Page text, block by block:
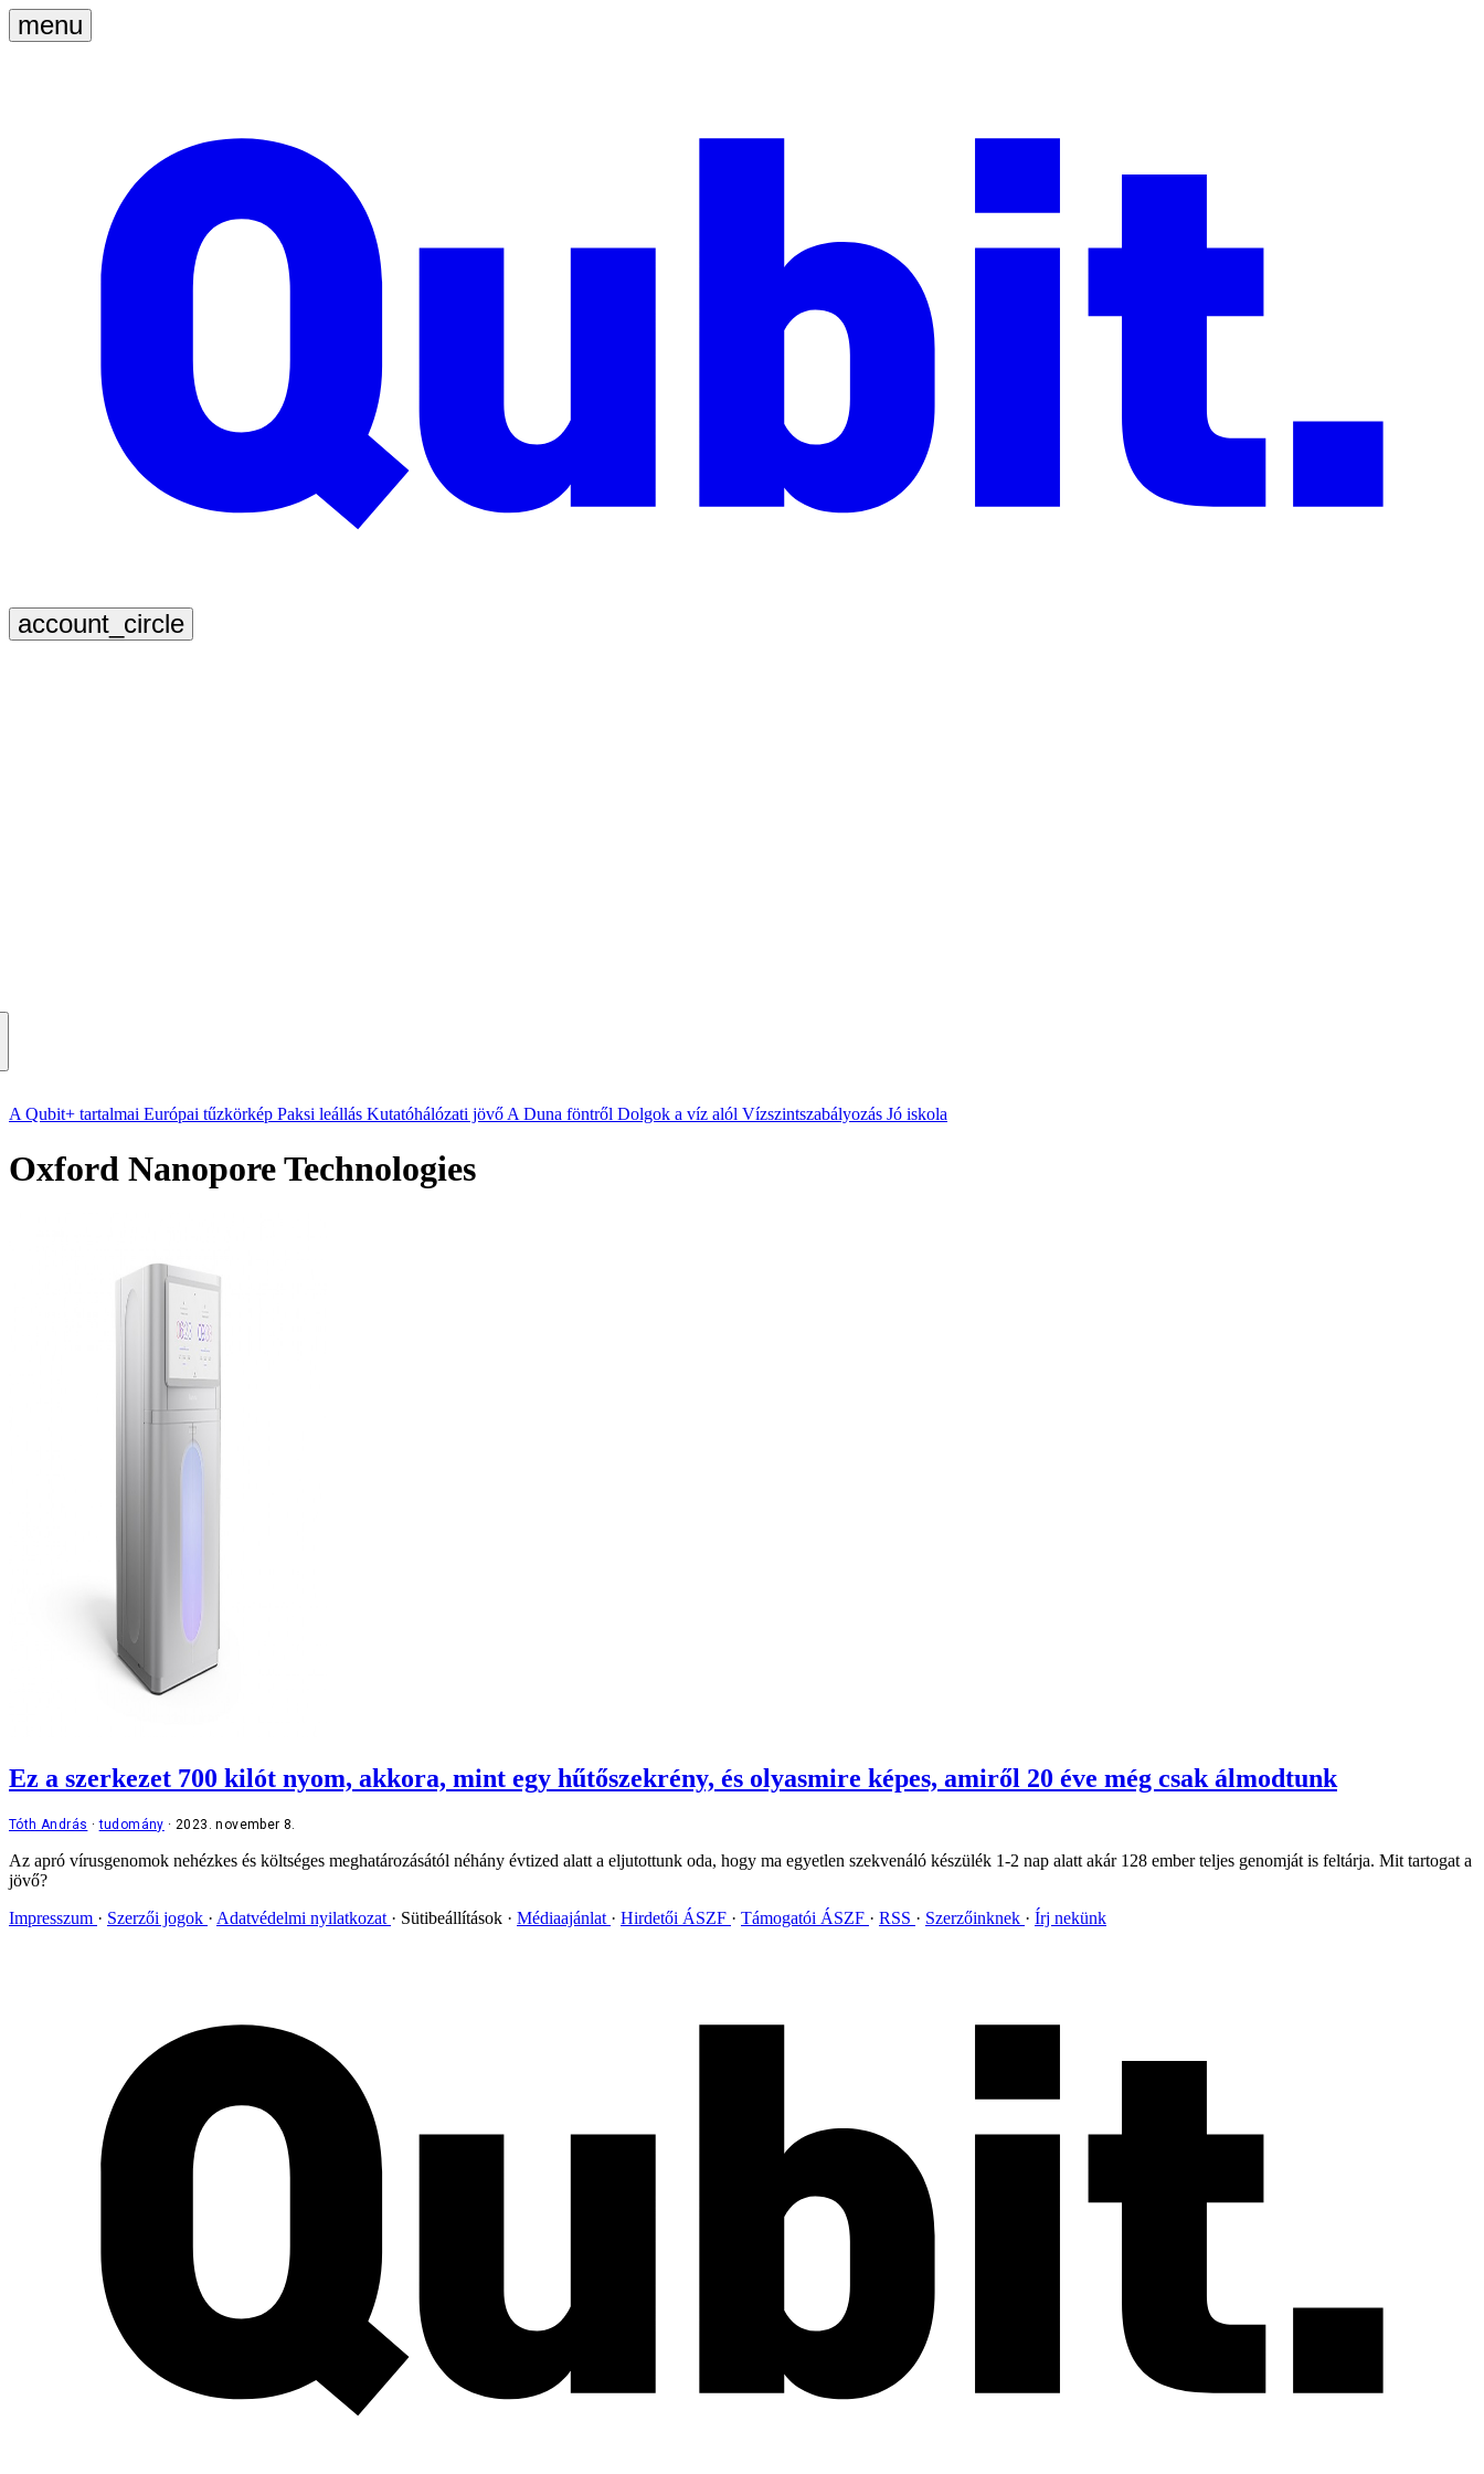
A Qubit+ tartalmai Európai tűzkörkép Paksi leállás Kutatóhálózati jövő A Duna föntről Dolgok a víz alól Vízszintszabályozás Jó iskola
Oxford Nanopore Technologies
Ez a szerkezet 700 kilót nyom, akkora, mint egy hűtőszekrény, és olyasmire képes, amiről 20 éve még csak álmodtunk
Tóth András tudomány 2023. november 8.
Az apró vírusgenomok nehézkes és költséges meghatározásától néhány évtized alatt a eljutottunk oda, hogy ma egyetlen szekvenáló készülék 1-2 nap alatt akár 128 ember teljes genomját is feltárja. Mit tartogat a
jövő?
Impresszum
Szerzői jogok Adatvédelmi nyilatkozat Sütibeállítások Médiaajánlat Hirdetői ÁSZF Támogatói ÁSZF RSS Szerzőinknek Írj nekünk